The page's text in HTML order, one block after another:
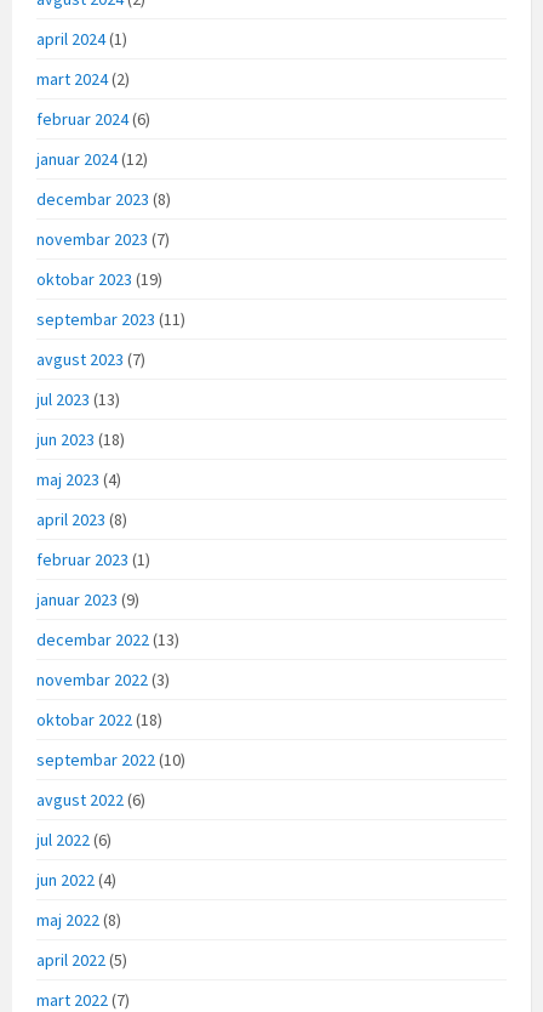
april 2024(1)
mart 2024(2)
februar 2024(6)
januar 2024(12)
decembar 2023 (8)
novembar 2023 (7)
oktobar 2023 (19)
septembar 2023 (11)
avgust 2023 (7)
jul 2023 (13)
jun 2023 (18)
maj 2023 (4)
april 2023 (8)
februar 2023 (1)
januar 2023 (9)
decembar 2022(13)
novembar 2022(3)
oktobar 2022(18)
septembar 2022(10)
avgust 2022(6)
jul 2022(6)
jun 2022(4)
maj 2022(8)
april 2022(5)
mart 2022(7)